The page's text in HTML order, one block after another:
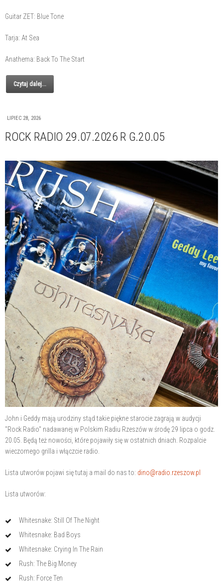
Guitar ZET: Blue Tone
Tarja: At Sea
Anathema: Back To The Start
Czytaj dalej...
LIPIEC 28, 2026
ROCK RADIO 29.07.2026 R G.20.05
John i Geddy mają urodziny stąd takie piękne starocie zagrają w audycji
"Rock Radio" nadawanej w Polskim Radiu Rzeszów w środę 29 lipca o godz.
20.05. Będą też nowości, które pojawiły się w ostatnich dniach. Rozpalcie
wieczornego grilla i włączcie radio.
Lista utworów pojawi się tutaj a mail do nas to: dino@radio.rzeszow.pl
Lista utworów:
Whitesnake: Still Of The Night
Whitesnake: Bad Boys
Whitesnake: Crying In The Rain
Rush: The Big Money
Rush: Force Ten